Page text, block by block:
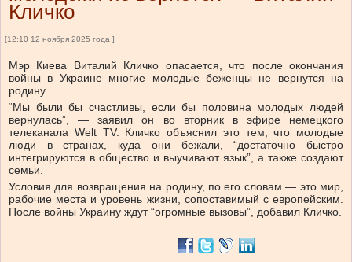
Кличко
[12:10 12 ноября 2025 года ]
Мэр Киева Виталий Кличко опасается, что после окончания
войны в Украине многие молодые беженцы не вернутся на
родину.
“Мы были бы счастливы, если бы половина молодых людей
вернулась”, — заявил он во вторник в эфире немецкого
телеканала Welt TV. Кличко объяснил это тем, что молодые
люди в странах, куда они бежали, “достаточно быстро
интегрируются в общество и выучивают язык”, а также создают
семьи.
Условия для возвращения на родину, по его словам — это мир,
рабочие места и уровень жизни, сопоставимый с европейским.
После войны Украину ждут “огромные вызовы”, добавил Кличко.